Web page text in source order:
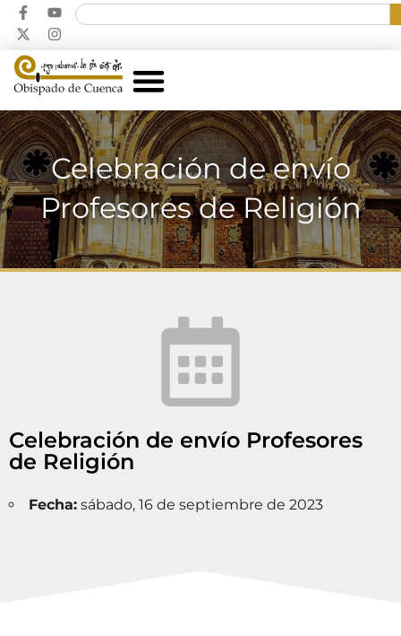
Celebración de envío
Profesores de Religión
Celebración de envío Profesores
de Religión
Fecha: sábado, 16 de septiembre de 2023